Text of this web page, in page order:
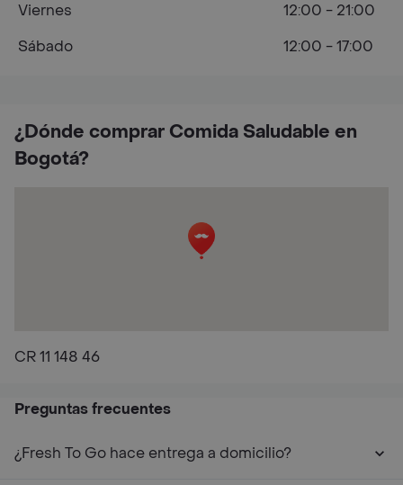
¿Dónde comprar Comida Saludable en
Bogotá?
CR 11 148 46
Viernes
12:00 - 21:00
Sábado
12:00 - 17:00
Preguntas frecuentes
¿Fresh To Go hace entrega a domicilio?